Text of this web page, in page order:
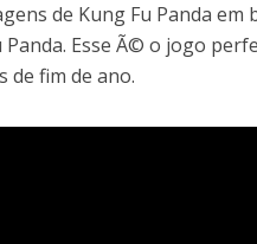
de Kung Fu Panda
Panda. Esse Ã© o jogo
de fim de ano.